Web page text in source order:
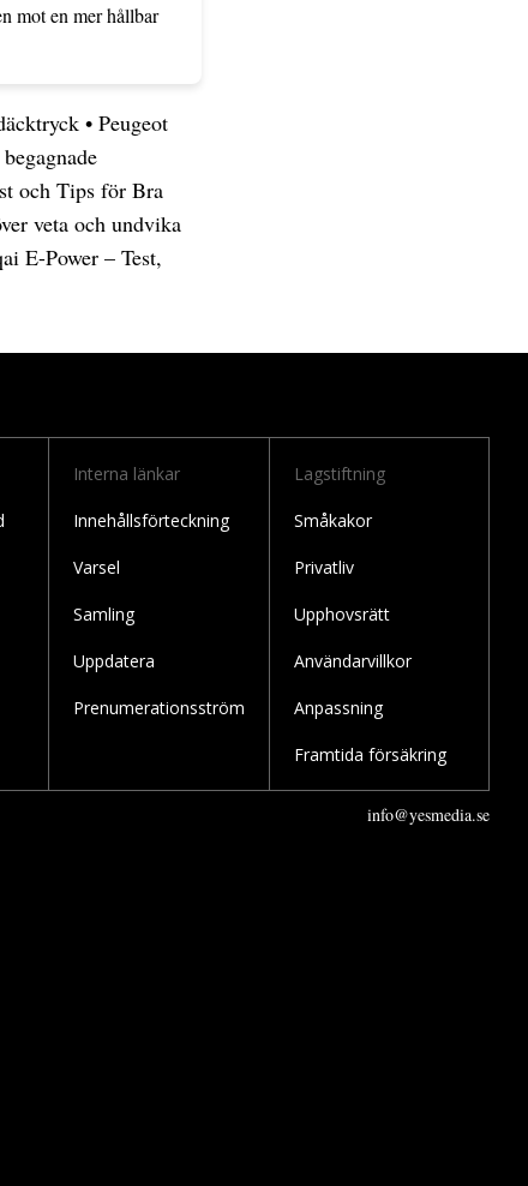
mot en mer hållbar
• Peugeot
och Tips för Bra
veta och undvika
E-Power – Test,
Interna länkar
Innehållsförteckning
Varsel
Samling
Uppdatera
Prenumerationsström
Lagstiftning
Småkakor
Privatliv
Upphovsrätt
Användarvillkor
Anpassning
Framtida försäkring
info@yesmedia.se